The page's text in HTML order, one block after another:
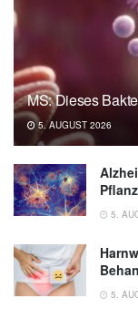
MS: Dieses
5. AUGUST 2026
5.
5.